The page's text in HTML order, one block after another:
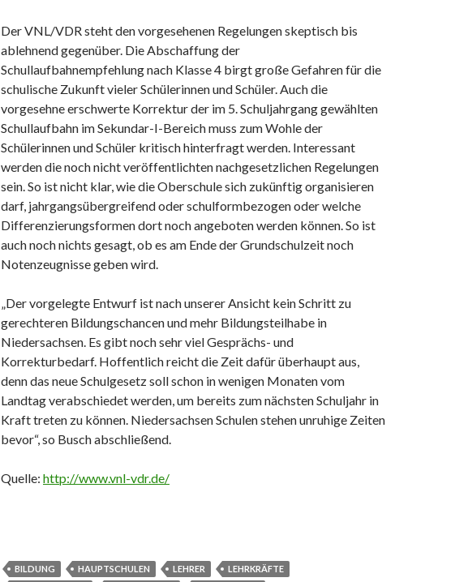
Der VNL/VDR steht den vorgesehenen Regelungen skeptisch bis
ablehnend gegenüber. Die Abschaffung der
Schullaufbahnempfehlung nach Klasse 4 birgt große Gefahren für die
schulische Zukunft vieler Schülerinnen und Schüler. Auch die
vorgesehne erschwerte Korrektur der im 5. Schuljahrgang gewählten
Schullaufbahn im Sekundar-I-Bereich muss zum Wohle der
Schülerinnen und Schüler kritisch hinterfragt werden. Interessant
werden die noch nicht veröffentlichten nachgesetzlichen Regelungen
sein. So ist nicht klar, wie die Oberschule sich zukünftig organisieren
darf, jahrgangsübergreifend oder schulformbezogen oder welche
Differenzierungsformen dort noch angeboten werden können. So ist
auch noch nichts gesagt, ob es am Ende der Grundschulzeit noch
Notenzeugnisse geben wird.
„Der vorgelegte Entwurf ist nach unserer Ansicht kein Schritt zu
gerechteren Bildungschancen und mehr Bildungsteilhabe in
Niedersachsen. Es gibt noch sehr viel Gesprächs- und
Korrekturbedarf. Hoffentlich reicht die Zeit dafür überhaupt aus,
denn das neue Schulgesetz soll schon in wenigen Monaten vom
Landtag verabschiedet werden, um bereits zum nächsten Schuljahr in
Kraft treten zu können. Niedersachsen Schulen stehen unruhige Zeiten
bevor“, so Busch abschließend.
Quelle: http://www.vnl-vdr.de/
BILDUNG HAUPTSCHULEN LEHRER
LEHRKRÄFTE